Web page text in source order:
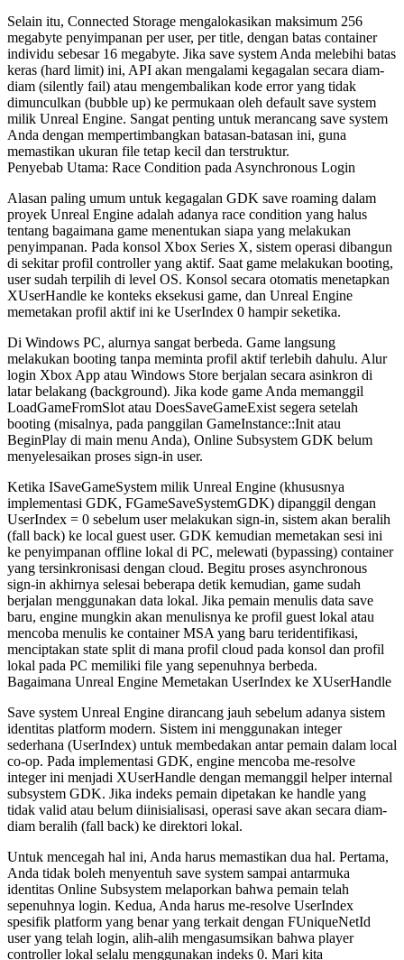
Selain itu, Connected Storage mengalokasikan maksimum 256
megabyte penyimpanan per user, per title, dengan batas container
individu sebesar 16 megabyte. Jika save system Anda melebihi batas
keras (hard limit) ini, API akan mengalami kegagalan secara diam-
diam (silently fail) atau mengembalikan kode error yang tidak
dimunculkan (bubble up) ke permukaan oleh default save system
milik Unreal Engine. Sangat penting untuk merancang save system
Anda dengan mempertimbangkan batasan-batasan ini, guna
memastikan ukuran file tetap kecil dan terstruktur.
Penyebab Utama: Race Condition pada Asynchronous Login
Alasan paling umum untuk kegagalan GDK save roaming dalam
proyek Unreal Engine adalah adanya race condition yang halus
tentang bagaimana game menentukan siapa yang melakukan
penyimpanan. Pada konsol Xbox Series X, sistem operasi dibangun
di sekitar profil controller yang aktif. Saat game melakukan booting,
user sudah terpilih di level OS. Konsol secara otomatis menetapkan
XUserHandle ke konteks eksekusi game, dan Unreal Engine
memetakan profil aktif ini ke UserIndex 0 hampir seketika.
Di Windows PC, alurnya sangat berbeda. Game langsung
melakukan booting tanpa meminta profil aktif terlebih dahulu. Alur
login Xbox App atau Windows Store berjalan secara asinkron di
latar belakang (background). Jika kode game Anda memanggil
LoadGameFromSlotatau DoesSaveGameExistsegera setelah
booting (misalnya, pada panggilan GameInstance::Initatau
BeginPlay di main menu Anda), Online Subsystem GDK belum
menyelesaikan proses sign-in user.
Ketika ISaveGameSystem milik Unreal Engine (khususnya
implementasi GDK, FGameSaveSystemGDK) dipanggil dengan
UserIndex = 0 sebelum user melakukan sign-in, sistem akan beralih
(fall back) ke local guest user. GDK kemudian memetakan sesi ini
ke penyimpanan offline lokal di PC, melewati (bypassing) container
yang tersinkronisasi dengan cloud. Begitu proses asynchronous
sign-in akhirnya selesai beberapa detik kemudian, game sudah
berjalan menggunakan data lokal. Jika pemain menulis data save
baru, engine mungkin akan menulisnya ke profil guest lokal atau
mencoba menulis ke container MSA yang baru teridentifikasi,
menciptakan state split di mana profil cloud pada konsol dan profil
lokal pada PC memiliki file yang sepenuhnya berbeda.
Bagaimana Unreal Engine Memetakan UserIndex ke XUserHandle
Save system Unreal Engine dirancang jauh sebelum adanya sistem
identitas platform modern. Sistem ini menggunakan integer
sederhana (UserIndex) untuk membedakan antar pemain dalam local
co-op. Pada implementasi GDK, engine mencoba me-resolve
integer ini menjadi XUserHandle dengan memanggil helper internal
subsystem GDK. Jika indeks pemain dipetakan ke handle yang
tidak valid atau belum diinisialisasi, operasi save akan secara diam-
diam beralih (fall back) ke direktori lokal.
Untuk mencegah hal ini, Anda harus memastikan dua hal. Pertama,
Anda tidak boleh menyentuh save system sampai antarmuka
identitas Online Subsystem melaporkan bahwa pemain telah
sepenuhnya login. Kedua, Anda harus me-resolve UserIndex
spesifik platform yang benar yang terkait dengan FUniqueNetId
user yang telah login, alih-alih mengasumsikan bahwa player
controller lokal selalu menggunakan indeks 0. Mari kita